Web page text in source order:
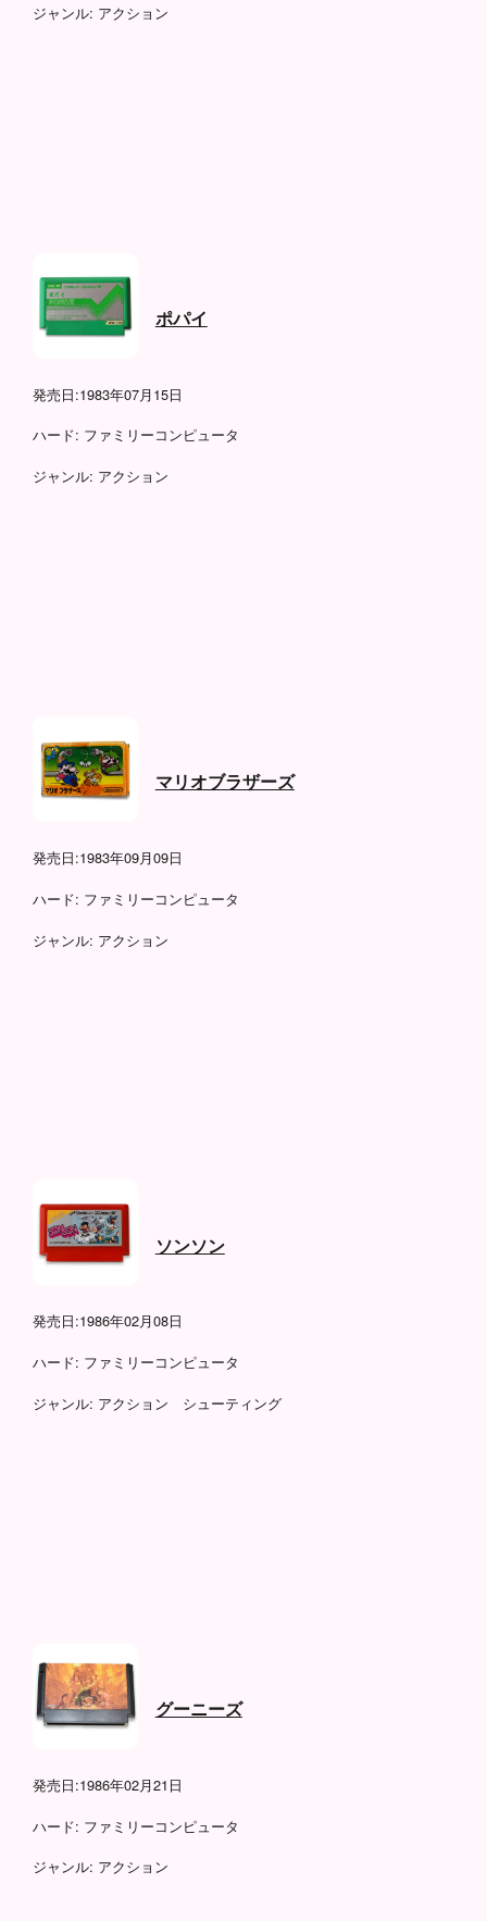
ジャンル: アクション
ポパイ
発売日:1983年07月15日
ハード: ファミリーコンピュータ
ジャンル: アクション
マリオブラザーズ
発売日:1983年09月09日
ハード: ファミリーコンピュータ
ジャンル: アクション
ソンソン
発売日:1986年02月08日
ハード: ファミリーコンピュータ
ジャンル: アクション シューティング
グーニーズ
発売日:1986年02月21日
ハード: ファミリーコンピュータ
ジャンル: アクション